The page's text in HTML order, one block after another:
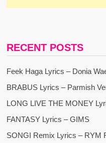
RECENT POSTS
Feek Haga Lyrics – Donia
BRABUS Lyrics – Parmish
LONG LIVE THE MONEY
FANTASY Lyrics – GIMS
SONGI Remix Lyrics – RYM